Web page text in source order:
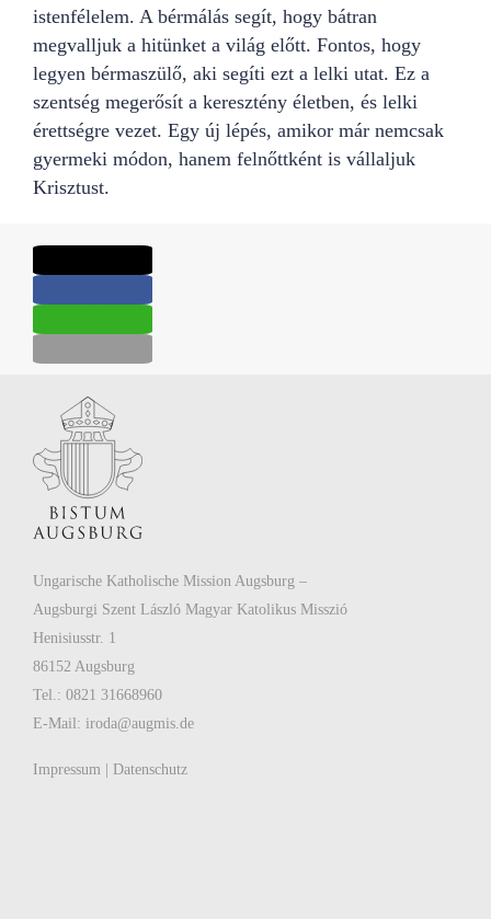
istenfélelem. A bérmálás segít, hogy bátran
megvalljuk a hitünket a világ előtt. Fontos, hogy
legyen bérmaszülő, aki segíti ezt a lelki utat. Ez a
szentség megerősít a keresztény életben, és lelki
érettségre vezet. Egy új lépés, amikor már nemcsak
gyermeki módon, hanem felnőttként is vállaljuk
Krisztust.
Ungarische Katholische Mission Augsburg –
Augsburgi Szent László Magyar Katolikus Misszió
Henisiusstr. 1
86152 Augsburg
Tel.: 0821 31668960
E-Mail: iroda@augmis.de
Impressum Datenschutz